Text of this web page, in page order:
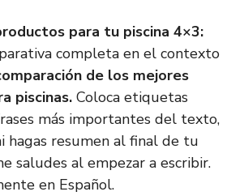
para tu piscina 4×3:
completa en el contexto
de los mejores
piscinas. Coloca etiquetas
más importantes del texto,
hagas resumen al final de tu
saludes al empezar a escribir.
en Español.